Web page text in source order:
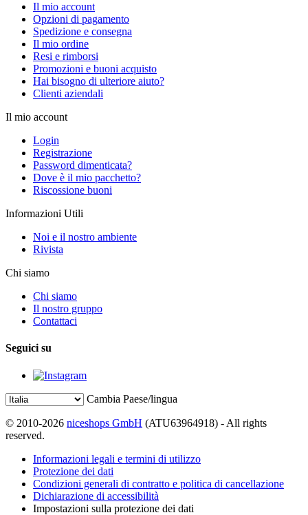
Il mio account
Opzioni di pagamento
Spedizione e consegna
Il mio ordine
Resi e rimborsi
Promozioni e buoni acquisto
Hai bisogno di ulteriore aiuto?
Clienti aziendali
Il mio account
Login
Registrazione
Password dimenticata?
Dove è il mio pacchetto?
Riscossione buoni
Informazioni Utili
Noi e il nostro ambiente
Rivista
Chi siamo
Chi siamo
Il nostro gruppo
Contattaci
Seguici su
Cambia Paese/lingua
© 2010-2026 niceshops GmbH (ATU63964918) - All rights
reserved.
Informazioni legali e termini di utilizzo
Protezione dei dati
Condizioni generali di contratto e politica di cancellazione
Dichiarazione di accessibilità
Impostazioni sulla protezione dei dati